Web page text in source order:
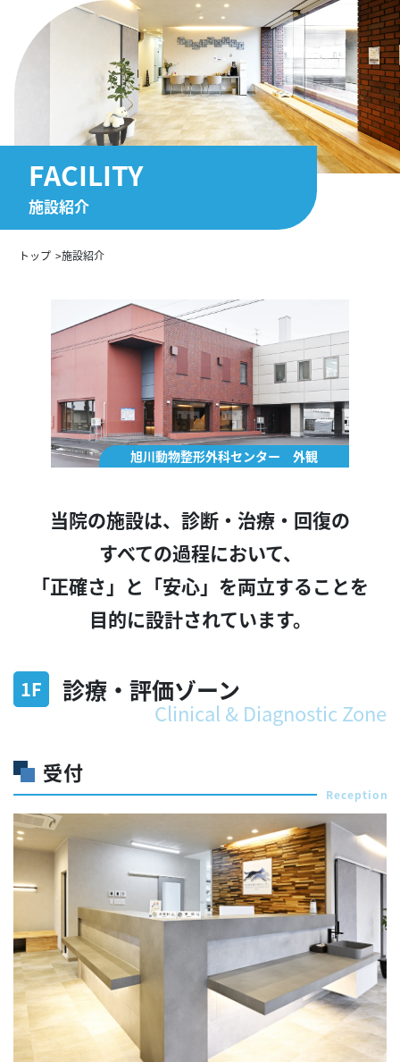
FACILITY
施設紹介
トップ 施設紹介
旭川動物整形外科センター 外観
当院の施設は、診断・治療・回復の
すべての過程において、
「正確さ」と「安心」を両立することを
目的に設計されています。
1F 診療・評価ゾーン
Clinical & Diagnostic Zone
受付
Reception